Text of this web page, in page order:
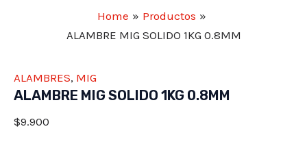
Home
Productos
ALAMBRE MIG SOLIDO 1KG 0.8MM
ALAMBRES, MIG
ALAMBRE MIG SOLIDO 1KG 0.8MM
$9.900